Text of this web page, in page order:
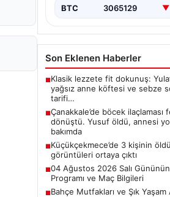
BTC 3065129 ▼
Son Eklenen Haberler
■Klasik lezzete fit dokunuş:
yağsız anne köftesi ve sebze
tarifi…
■Çanakkale’de böcek ilaçlaması
dönüştü. Yusuf öldü, annesi
bakımda
■Küçükçekmece’de 3 kişinin
görüntüleri ortaya çıktı
■04 Ağustos 2026 Salı
Programı ve Maç Bilgileri
■Bahçe Mutfakları ve Şık Yaşam